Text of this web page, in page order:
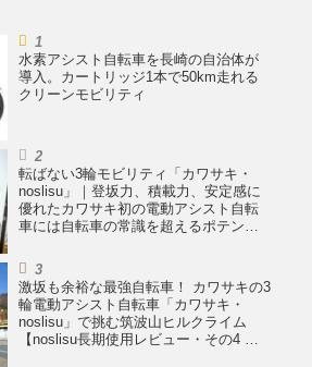
水素アシスト自転車を長崎の自治体が
導入。カートリッジ1本で50km走れる
クリーンモビリティ
転ばない3輪モビリティ「カワサキ・
noslisu」｜登坂力、積載力、安定感に
優れたカワサキ初の電動アシスト自転
車には自転車の常識を超えるポテンシ
ー・その5 まとめ編】
激坂も余裕な最強自転車！ カワサキの3
輪電動アシスト自転車「カワサキ・
noslisu」で挑む筑波山ヒルクライム
【noslisu長期使用レビュー・その4 登